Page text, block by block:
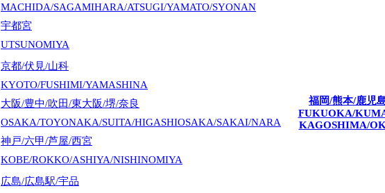
MACHIDA/SAGAMIHARA/ATSUGI/YAMATO/SYONAN
宇都宮
UTSUNOMIYA
京都/伏見/山科
KYOTO/FUSHIMI/YAMASHINA
大阪/豊中/吹田/東大阪/堺/奈良
OSAKA/TOYONAKA/SUITA/HIGASHIOSAKA/SAKAI/NARA
神戸/六甲/芦屋/西宮
KOBE/ROKKO/ASHIYA/NISHINOMIYA
福岡/熊本/鹿児
FUKUOKA/
KAGOSHIMA/
広島/広島駅/宇品